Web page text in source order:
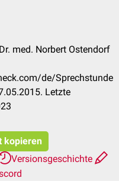
med. Norbert Ostendorf
de/Sprechstunde
Letzte
kopieren
Versionsgeschichte